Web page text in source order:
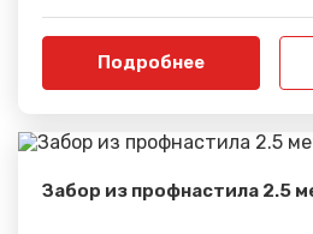
Подробнее
Забор из профнастила 2.5